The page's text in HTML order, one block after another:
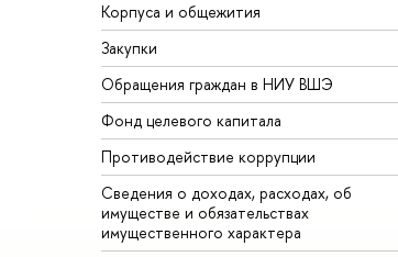
Корпуса и общежития
Закупки
Обращения граждан в НИУ ВШЭ
Фонд целевого капитала
Противодействие коррупции
Сведения о доходах, расходах, об
имуществе и обязательствах
имущественного характера